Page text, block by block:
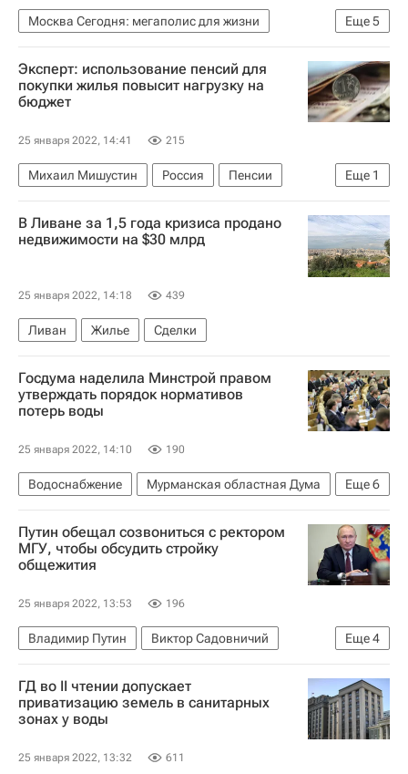
Еще5
Москва Сегодня: мегаполис для жизни
Москва
Жилье
Мосжилинспекция
Городское хозяйство Москвы
Комплекс городского хозяйства Москвы
Эксперт: использование пенсий для
покупки жилья повысит нагрузку на
бюджет
25 января 2022, 14:41 215
Еще 1
Михаил Мишустин Россия
Пенсии
Жилье
В Ливане за 1,5 года кризиса продано
недвижимости на $30 млрд
25 января 2022, 14:18 439
Ливан Жилье Сделки
Госдума наделила Минстрой правом
утверждать порядок нормативов
потерь воды
25 января 2022, 14:10 190
Еще6
Водоснабжение
Мурманская областная Дума
Госдума РФ
Законодательство
Светлана Разворотнева
Путин обещал созвониться с ректором
МГУ, чтобы обсудить стройку
общежития
25 января 2022, 13:53 196
Еще4
Владимир Путин
Виктор Садовничий
Общежития
Строительство
МГУ имени М. В. Ломоносова
Инфраструктура
ГД во II чтении допускает
приватизацию земель в санитарных
зонах у воды
25 января 2022, 13:32 611